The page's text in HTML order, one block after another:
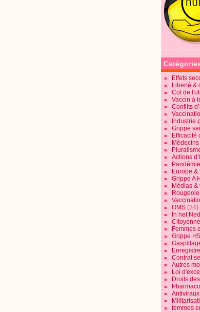
Effets
Liberté &
Col de
Vaccin à
Conflits
Industrie
Grippe
Efficacité
Médecins
Actions
Europe &
Grippe A
Médias &
Rougeole
OMS (34)
In het
Femmes
Grippe
Contrat
Autres
Loi
Droits
Antiviraux
femmes